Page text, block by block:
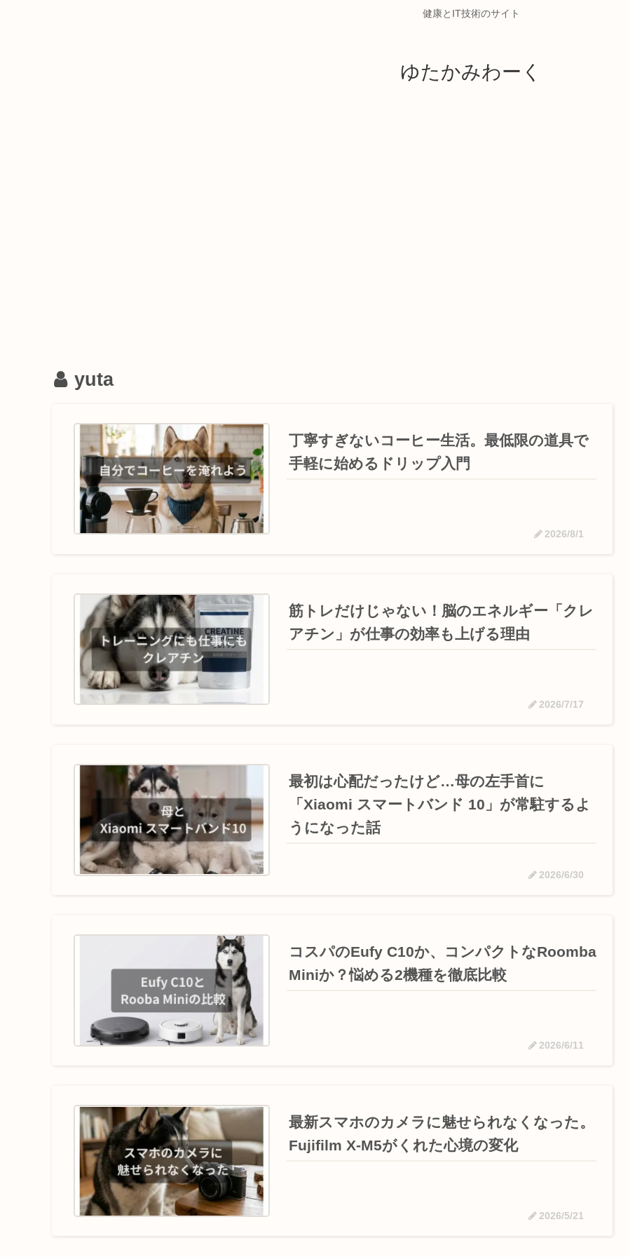
健康とIT技術のサイト
ゆたかみわーく
yuta
丁寧すぎないコーヒー生活。最低限の道具で
手軽に始めるドリップ入門
2026/8/1
筋トレだけじゃない！脳のエネルギー「クレ
アチン」が仕事の効率も上げる理由
2026/7/17
最初は心配だったけど…母の左手首に
「Xiaomi スマートバンド 10」が常駐するよ
うになった話
2026/6/30
コスパのEufy C10か、コンパクトなRoomba
Miniか？悩める2機種を徹底比較
2026/6/11
最新スマホのカメラに魅せられなくなった。
Fujifilm X-M5がくれた心境の変化
2026/5/21